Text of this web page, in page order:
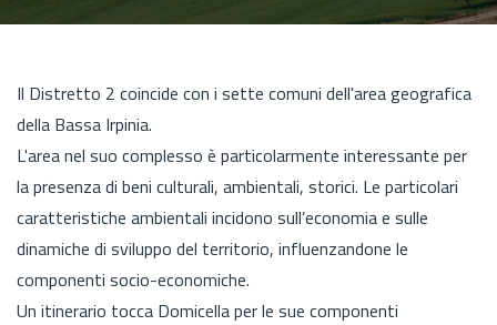
Il Distretto 2 coincide con i sette comuni dell'area geografica
della Bassa Irpinia.
L'area nel suo complesso è particolarmente interessante per
la presenza di beni culturali, ambientali, storici. Le particolari
caratteristiche ambientali incidono sull’economia e sulle
dinamiche di sviluppo del territorio, influenzandone le
componenti socio-economiche.
Un itinerario tocca Domicella per le sue componenti